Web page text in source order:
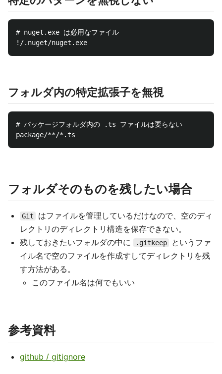
# nuget.exe は必用なファイル
フォルダ内の特定拡張子を無視
# パッケージフォルダ内の .ts ファイルは要らない
フォルダそのものを残したい場合
Git
はファイルを管理しているだけなので、空のディ
レクトリのディレクトリ構造を保存できない。
残しておきたいフォルダの中に
.gitkeep
というファ
イル名で空のファイルを作成すしてディレクトリを残
す方法がある。
このファイル名は何でもいい
参考資料
github / gitignore